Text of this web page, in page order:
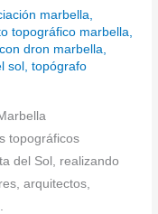
marbella,
topográfico marbella,
dron marbella,
sol ,topógrafo
topográficos
del Sol, realizando
arquitectos,